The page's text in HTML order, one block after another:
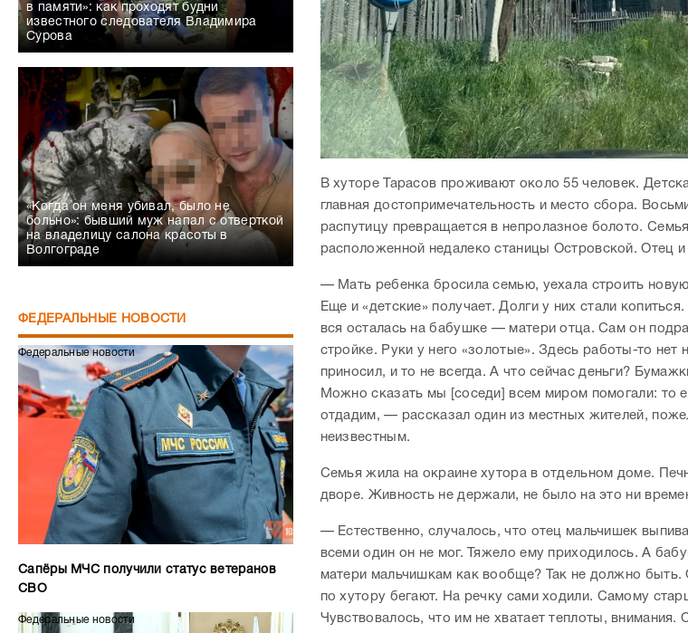
в памяти»: как проходят будни
известного следователя Владимира
Сурова
«Когда он меня убивал, было не
больно»: бывший муж напал с отверткой
на владелицу салона красоты в
Волгограде
ФЕДЕРАЛЬНЫЕ НОВОСТИ
Федеральные новости
Сапёры МЧС получили статус ветеранов
СВО
Федеральные новости
В хуторе Тарасов проживают около 55 человек.
главная достопримечательность и место сбора.
распутицу превращается в непролазное болото.
расположенной недалеко станицы Островской. Отец и
— Мать ребенка бросила семью, уехала строить
Еще и «детские» получает. Долги у них стали
вся осталась на бабушке — матери отца. Сам он
стройке. Руки у него «золотые». Здесь работы-то нет
приносил, и то не всегда. А что сейчас деньги?
Можно сказать мы [соседи] всем миром помогали: то
отдадим, — рассказал один из местных жителей,
неизвестным.
Семья жила на окраине хутора в отдельном доме.
дворе. Живность не держали, не было на это ни
— Естественно, случалось, что отец мальчишек
всеми один он не мог. Тяжело ему приходилось. А
матери мальчишкам как вообще? Так не должно быть.
по хутору бегают. На речку сами ходили. Самому
Чувствовалось, что им не хватает теплоты,